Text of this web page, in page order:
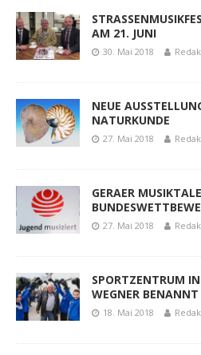
AM 21. JUNI
30. Mai 2018
NEUE
NATURKUNDE
27. Mai 2018
GERAER
27. Mai 2018
SPORTZENTRUM
WEGNER BENANNT
18. Mai 2018